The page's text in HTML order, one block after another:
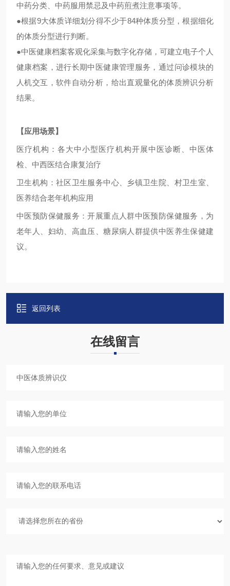
中药分类、中药服用禁忌及中药煎煮注意事项等。
●根据9大体质详细划分得不少于84种体质分型，根据细化
的体质分型进行判断。
●中医健康档案客观化采集与数字化存储，可建立电子个人
健康档案，进行长期中医健康管理服务，通过问诊模块的
人机交互，软件自动分析，给出直观量化的体质辨识分析
结果。
【应用场景】
医疗机构：各大中小型医疗机构开展中医诊断、中医体
检、中西医结合康复治疗
卫生机构：社区卫生服务中心、乡镇卫生院、村卫生室、
医养结合老年机构应用
中医预防保健服务：开展重点人群中医预防保健服务，为
老年人、妇幼、高血压、糖尿病人群提供中医养生保健建
议。
返回列表
在线留言